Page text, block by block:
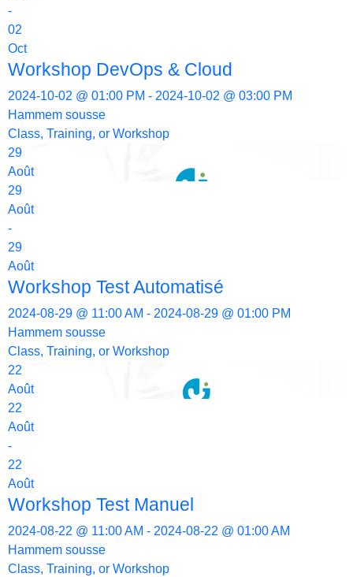
-
02
Oct
Workshop DevOps & Cloud
2024-10-02 @ 01:00 PM - 2024-10-02 @ 03:00 PM
Hammem sousse
Class, Training, or Workshop
29
Août
29
Août
-
29
Août
Workshop Test Automatisé
2024-08-29 @ 11:00 AM - 2024-08-29 @ 01:00 PM
Hammem sousse
Class, Training, or Workshop
22
Août
22
Août
-
22
Août
Workshop Test Manuel
2024-08-22 @ 11:00 AM - 2024-08-22 @ 01:00 AM
Hammem sousse
Class, Training, or Workshop